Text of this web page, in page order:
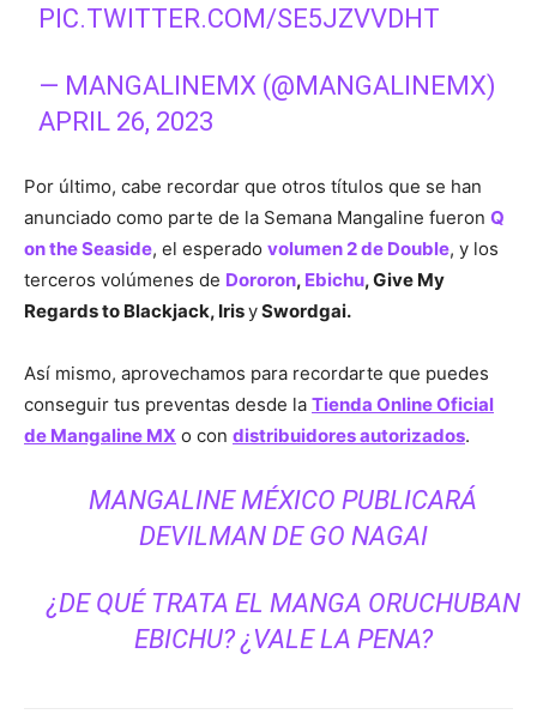
PIC.TWITTER.COM/SE5JZVVDHT
— MANGALINEMX (@MANGALINEMX)
APRIL 26, 2023
Por último, cabe recordar que otros títulos que se han
anunciado como parte de la Semana Mangaline fueron Q
on the Seaside, el esperado volumen 2 de Double, y los
terceros volúmenes de Dororon, Ebichu, Give My
Regards to Blackjack, IrisySwordgai.
Así mismo, aprovechamos para recordarte que puedes
conseguir tus preventas desde la Tienda Online Oficial
de Mangaline MX o con distribuidores autorizados.
MANGALINE MÉXICO PUBLICARÁ
DEVILMAN DE GO NAGAI
¿DE QUÉ TRATA EL MANGA ORUCHUBAN
EBICHU? ¿VALE LA PENA?